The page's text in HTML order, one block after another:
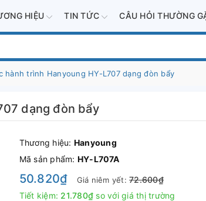
HIỆU TIN TỨC CÂU HỎI THƯỜNG
hành trình Hanyoung HY-L707 dạng đòn bẩy
dạng đòn bẩy
Thương hiệu: Hanyoung
Mã sản phẩm: HY-L707A
50.820₫ Giá niêm yết:72.600₫
Tiết kiệm: 21.780₫ so với giá thị trường